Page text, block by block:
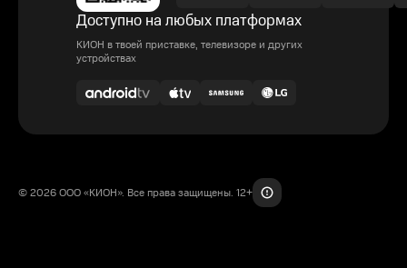
Доступно на любых платформах
КИОН в твоей приставке, телевизоре и других
устройствах
© 2026 ООО «КИОН». Все права защищены. 12+